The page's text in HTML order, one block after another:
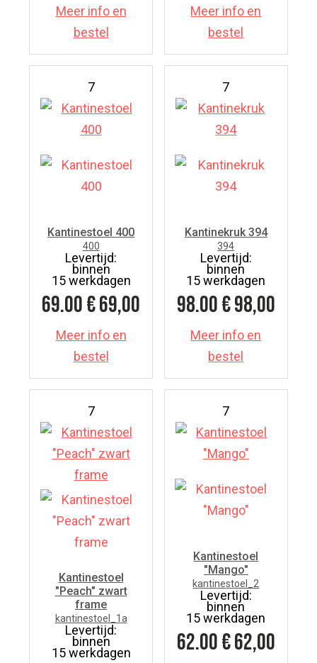
Meer info en
bestel
Meer info en
bestel
7
Kantinestoel 400
400
Levertijd:
binnen
15 werkdagen
69.00€ 69,00
Meer info en
bestel
7
Kantinekruk 394
394
Levertijd:
binnen
15 werkdagen
98.00€ 98,00
Meer info en
bestel
7
Kantinestoel
"Peach" zwart
frame
kantinestoel_1a
Levertijd:
binnen
15 werkdagen
7
Kantinestoel
"Mango"
kantinestoel_2
Levertijd:
binnen
15 werkdagen
62.00€ 62,00